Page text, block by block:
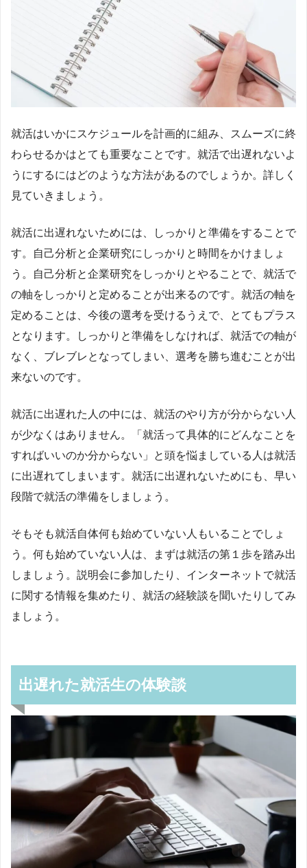
就活はいかにスケジュールを計画的に組み、スムーズに終
わらせるかはとても重要なことです。就活で出遅れないよ
うにするにはどのような方法があるのでしょうか。詳しく
見ていきましょう。
就活に出遅れないためには、しっかりと準備をすることで
す。自己分析と企業研究にしっかりと時間をかけましょ
う。自己分析と企業研究をしっかりとやることで、就活で
の軸をしっかりと定めることが出来るのです。就活の軸を
定めることは、今後の選考を受けるうえで、とてもプラス
となります。しっかりと準備をしなければ、就活での軸が
なく、ブレブレとなってしまい、選考を勝ち進むことが出
来ないのです。
就活に出遅れた人の中には、就活のやり方が分からない人
が少なくはありません。「就活って具体的にどんなことを
すればいいのか分からない」と頭を悩ましている人は就活
に出遅れてしまいます。就活に出遅れないためにも、早い
段階で就活の準備をしましょう。
そもそも就活自体何も始めていない人もいることでしょ
う。何も始めていない人は、まずは就活の第１歩を踏み出
しましょう。説明会に参加したり、インターネットで就活
に関する情報を集めたり、就活の経験談を聞いたりしてみ
ましょう。
出遅れた就活生の体験談